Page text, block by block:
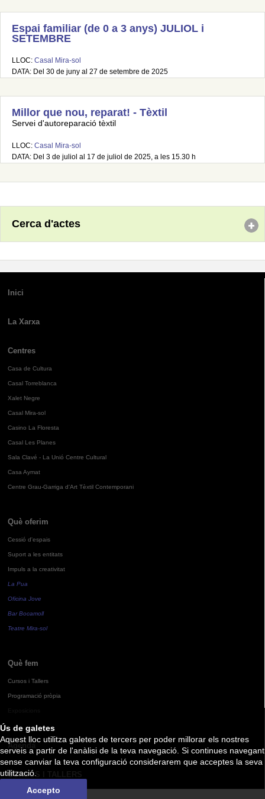
Ús de galetes
Aquest lloc utilitza galetes de tercers per poder millorar els nostres
serveis a partir de l'anàlisi de la teva navegació. Si continues navegant
sense canviar la teva configuració considerarem que acceptes la seva
utilització.
Accepto
Espai familiar (de 0 a 3 anys) JULIOL i
SETEMBRE
LLOC: Casal Mira-sol
DATA: Del 30 de juny al 27 de setembre de 2025
Millor que nou, reparat! - Tèxtil
Servei d'autoreparació tèxtil
LLOC: Casal Mira-sol
DATA: Del 3 de juliol al 17 de juliol de 2025, a les 15.30 h
Cerca d'actes
Inici
La Xarxa
Centres
Casa de Cultura
Casal Torreblanca
Xalet Negre
Casal Mira-sol
Casino La Floresta
Casal Les Planes
Sala Clavé - La Unió Centre Cultural
Casa Aymat
Centre Grau-Garriga d'Art Tèxtil Contemporani
Què oferim
Cessió d'espais
Suport a les entitats
Impuls a la creativitat
La Pua
Oficina Jove
Bar Bocamoll
Teatre Mira-sol
Què fem
Cursos i Tallers
Programació pròpia
Agenda
CURSOS I TALLERS